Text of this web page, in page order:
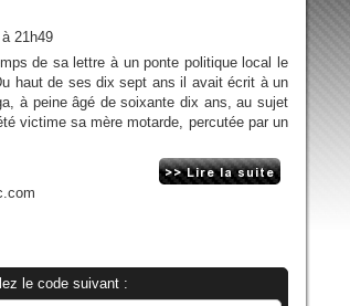
21h49
de sa lettre à un ponte politique local le
haut de ses dix sept ans il avait écrit à un
à peine âgé de soixante dix ans, au sujet
victime sa mère motarde, percutée par un
le code suivant :